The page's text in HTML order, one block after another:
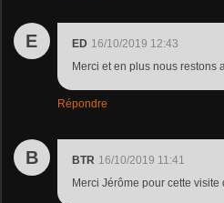
E ED 16/10/2019 12:43
Merci et en plus nous restons
Répondre
B BTR 16/10/2019 11:41
Merci Jérôme pour cette